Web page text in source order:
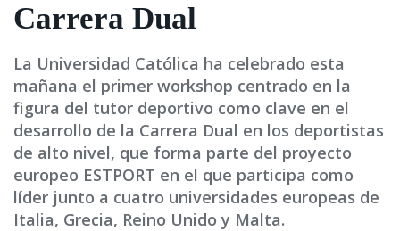
Carrera Dual
La Universidad Católica ha celebrado esta
mañana el primer workshop centrado en la
figura del tutor deportivo como clave en el
desarrollo de la Carrera Dual en los deportistas
de alto nivel, que forma parte del proyecto
europeo ESTPORT en el que participa como
líder junto a cuatro universidades europeas de
Italia, Grecia, Reino Unido y Malta.